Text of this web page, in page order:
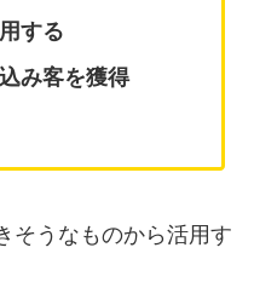
する
み客を獲得
そうなものから活用す